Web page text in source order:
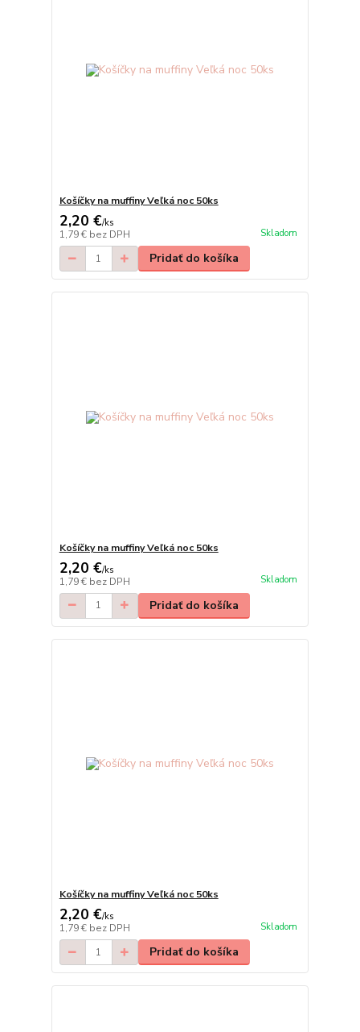
Košíčky na muffiny Veľká noc 50ks
2,20 €/ks
1,79 € bez DPH Skladom
Pridať do košíka
Košíčky na muffiny Veľká noc 50ks
2,20 €/ks
1,79 € bez DPH Skladom
Pridať do košíka
Košíčky na muffiny Veľká noc 50ks
2,20 €/ks
1,79 € bez DPH Skladom
Pridať do košíka